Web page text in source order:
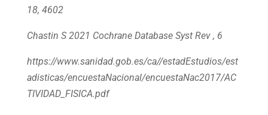
18, 4602
Chastin S 2021 Cochrane Database Syst Rev , 6
https://www.sanidad.gob.es/ca//estadEstudios/est
adisticas/encuestaNacional/encuestaNac2017/AC
TIVIDAD_FISICA.pdf